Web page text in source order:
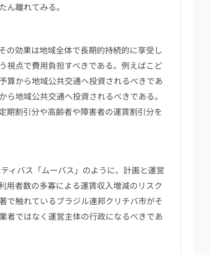
離れてみる。
効果は地域全体で長期的持続的に享受し
視点で費用負担すべきである。例えばこど
算から地域公共交通へ投資されるべきであ
地域公共交通へ投資されるべきである。
期割引分や高齢者や障害者の運賃割引分を
ィバス「ムーバス」のように、計画と運営
用者数の多寡による運賃収入増減のリスク
で触れているブラジル連邦クリチバ市がそ
者ではなく運営主体の行政になるべきであ